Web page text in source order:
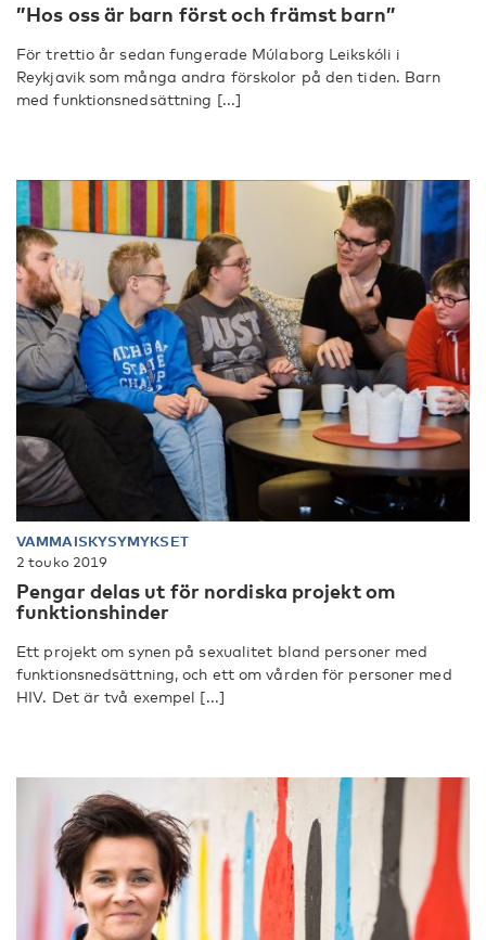
”Hos oss är barn först och främst barn”
För trettio år sedan fungerade Múlaborg Leikskóli i
Reykjavik som många andra förskolor på den tiden. Barn
med funktionsnedsättning [...]
VAMMAISKYSYMYKSET
2 touko 2019
Pengar delas ut för nordiska projekt om
funktionshinder
Ett projekt om synen på sexualitet bland personer med
funktionsnedsättning, och ett om vården för personer med
HIV. Det är två exempel [...]